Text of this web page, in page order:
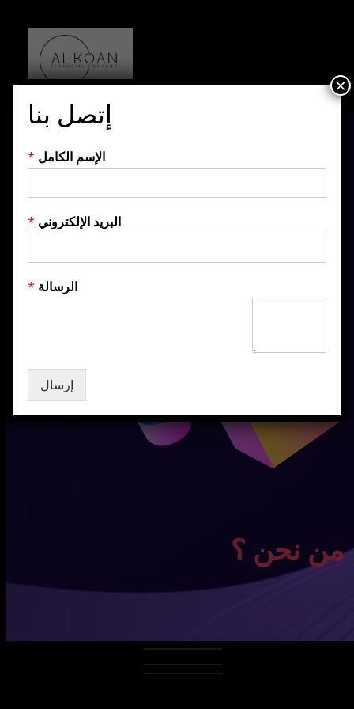
من نحن ؟
إتصل بنا
الإسم الكامل *
البريد الإلكتروني *
الرسالة *
إرسال
×